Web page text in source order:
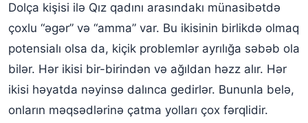
Dolça kişisi ilə Qız qadını arasındakı münasibətdə
çoxlu “əgər” və “amma” var. Bu ikisinin birlikdə olmaq
potensialı olsa da, kiçik problemlər ayrılığa səbəb ola
bilər. Hər ikisi bir-birindən və ağıldan həzz alır. Hər
ikisi həyatda nəyinsə dalınca gedirlər. Bununla belə,
onların məqsədlərinə çatma yolları çox fərqlidir.